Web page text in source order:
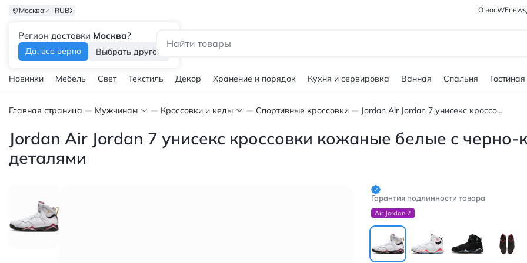
Москва
Регион доставки Москва?
Да, все верно Выбрать другой
RUB О насWEnews
Новинки Мебель Свет Текстиль Декор Хранение и порядок Кухня и сервировка Ванная Спальня Гостиная
Главная страница Мужчинам Кроссовки и кеды Спортивные кроссовки Jordan Air Jordan 7 унисекс кроссовки кожаные белые с черно-красными деталями
Jordan Air Jordan 7 унисекс кроссовки кожаные белые с черно-
деталями
Гарантия подлинности товара
Air Jordan 7